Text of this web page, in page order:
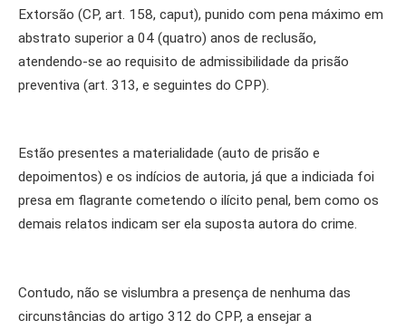
Extorsão (CP, art. 158, caput), punido com pena máximo em
abstrato superior a 04 (quatro) anos de reclusão,
atendendo-se ao requisito de admissibilidade da prisão
preventiva (art. 313, e seguintes do CPP).
Estão presentes a materialidade (auto de prisão e
depoimentos) e os indícios de autoria, já que a indiciada foi
presa em flagrante cometendo o ilícito penal, bem como os
demais relatos indicam ser ela suposta autora do crime.
Contudo, não se vislumbra a presença de nenhuma das
circunstâncias do artigo 312 do CPP, a ensejar a